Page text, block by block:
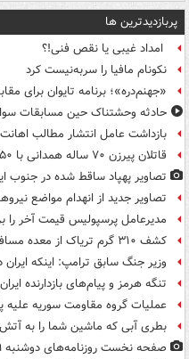
پربازدیدترین ها
امداد غیبی یا نقص فنی!؟
نکونام مافیا را سربه‌نیست کرد
«جهنم‌دره»؛ برنامه تایوان برای
حادثه وحشتناک حین مسابقات
بازداشت عامل انتشار مطالب
قاتلان پیرزن ۷۰ ساله همدانی با ۵۰ گرم طلا دستگیر شدند
تصاویر پهپاد ساقط شده در جنوب
تصاویر جدید از انهدام مواضع
مدیرعامل پرسپولیس قیمت آخر را
کشف ۳۱۰ گرم تریاک از معده مسافر اتوبوس در قاینات
وزیر جنگ سابق ترامپ: اینکه
تنگه هرمز و پیام‌های بازدارنده ایران
عملیات گروه مقاومت سوریه علیه
بطری آبی که ماشین شما را به
صفحه نخست روزنامه‌های دوشنبه ۱۹ مرداد ۱۴۰۵